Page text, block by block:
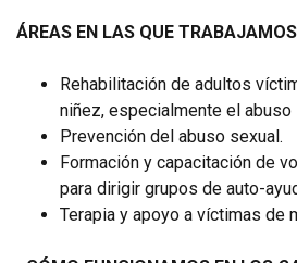
ÁREAS EN LAS QUE TRABAJAMOS
Rehabilitación de adultos
niñez, especialmente el abuso
Prevención del abuso sexual.
Formación y capacitación de
para dirigir grupos de auto-
Terapia y apoyo a víctimas de